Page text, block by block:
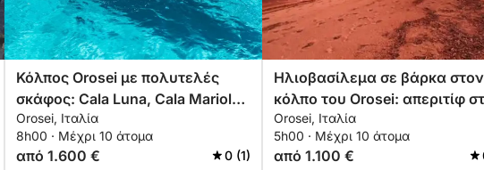
Κόλπος Orosei με πολυτελές
σκάφος: Cala Luna, Cala Mariolu
και οι πιο όμορφοι όρμοι
Orosei, Ιταλία
8h00 · Μέχρι 10 άτομα
από 1.600 € 0 (1)
Ηλιοβασίλεμα σε βάρκα στον
κόλπο του Orosei: απεριτίφ
σκάφος και όρμοι
ηλιοβασιλέματος
Orosei, Ιταλία
5h00 · Μέχρι 10 άτομα
από 1.100 €